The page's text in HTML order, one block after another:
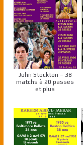
John Stockton – 38
matchs à 20 passes
et plus